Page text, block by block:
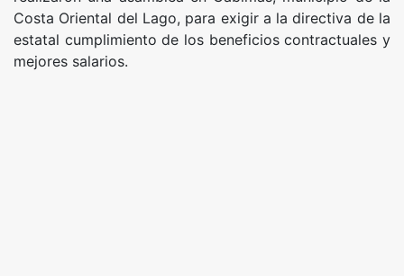
Costa Oriental del Lago, para exigir a la directiva de la
estatal cumplimiento de los beneficios contractuales y
mejores salarios.